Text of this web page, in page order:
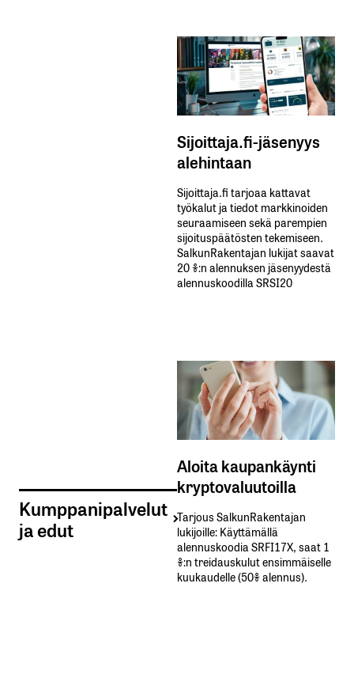
Kumppanipalvelut
ja edut
Sijoittaja.fi-jäsenyys
alehintaan
Sijoittaja.fi tarjoaa kattavat
työkalut ja tiedot markkinoiden
seuraamiseen sekä parempien
sijoituspäätösten tekemiseen.
SalkunRakentajan lukijat saavat
20 %:n alennuksen jäsenyydestä
alennuskoodilla SRSI20
Aloita kaupankäynti
kryptovaluutoilla
Tarjous SalkunRakentajan
lukijoille: Käyttämällä​ ​
alennuskoodia​ ​SRFI17X,​ ​saat​ ​1
%:n treidauskulut​ ​ensimmäiselle​ ​
kuukaudelle​ ​(50%​ ​alennus).